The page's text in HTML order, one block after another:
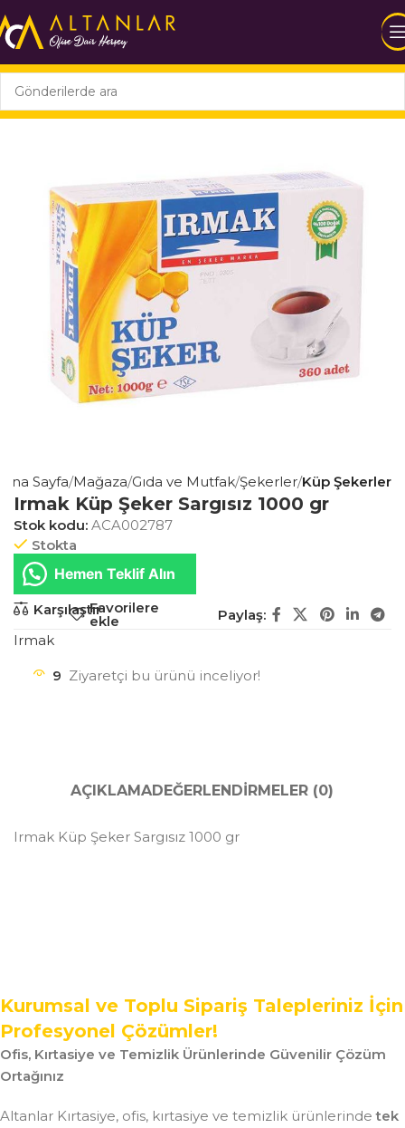
Ana Sayfa Mağaza Gıda ve Mutfak Şekerler Küp Şekerler
Irmak Küp Şeker Sargısız 1000 gr
Stok kodu: ACA002787
Stokta
Hemen Teklif Alın
KarşılaştırFavorilere
ekle
Paylaş:
Irmak
9 Ziyaretçi bu ürünü inceliyor!
AÇIKLAMADEĞERLENDIRMELER (0)
Irmak Küp Şeker Sargısız 1000 gr
Kurumsal ve Toplu Sipariş Talepleriniz İçin
Profesyonel Çözümler!
Ofis, Kırtasiye ve Temizlik Ürünlerinde Güvenilir Çözüm
Ortağınız
Altanlar Kırtasiye, ofis, kırtasiye ve temizlik ürünlerindetek